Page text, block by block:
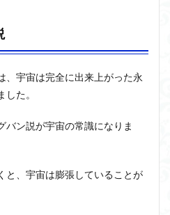
、宇宙は完全に出来上がった永
た。
バン説が宇宙の常識になりま
と、宇宙は膨張していることが